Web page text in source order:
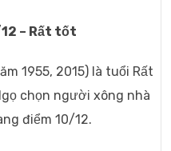
– Rất tốt
1955, 2015) là tuổi Rất
chọn người xông nhà
điểm 10/12.